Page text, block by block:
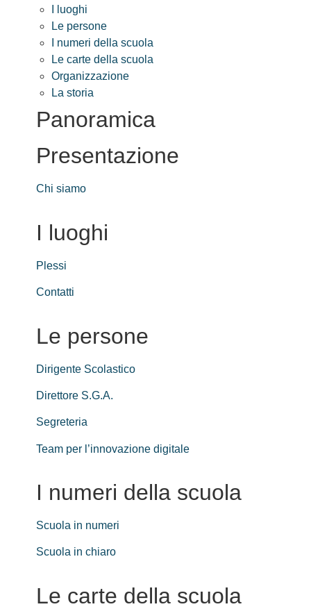
I luoghi
Le persone
I numeri della scuola
Le carte della scuola
Organizzazione
La storia
Panoramica
Presentazione
Chi siamo
I luoghi
Plessi
Contatti
Le persone
Dirigente Scolastico
Direttore S.G.A.
Segreteria
Team per l’innovazione digitale
I numeri della scuola
Scuola in numeri
Scuola in chiaro
Le carte della scuola